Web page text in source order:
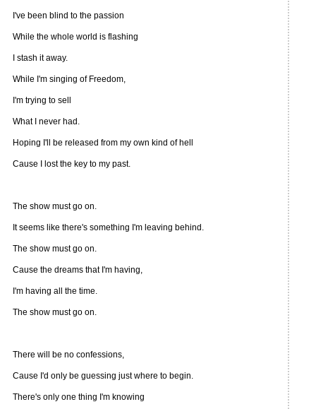
I've been blind to the passion
While the whole world is flashing
I stash it away.
While I'm singing of Freedom,
I'm trying to sell
What I never had.
Hoping I'll be released from my own kind of hell
Cause I lost the key to my past.
The show must go on.
It seems like there's something I'm leaving behind.
The show must go on.
Cause the dreams that I'm having,
I'm having all the time.
The show must go on.
There will be no confessions,
Cause I'd only be guessing just where to begin.
There's only one thing I'm knowing